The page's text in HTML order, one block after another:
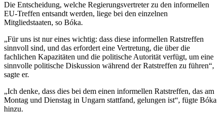
Die Entscheidung, welche Regierungsvertreter zu den informellen
EU-Treffen entsandt werden, liege bei den einzelnen
Mitgliedstaaten, so Bóka.
„Für uns ist nur eines wichtig: dass diese informellen Ratstreffen
sinnvoll sind, und das erfordert eine Vertretung, die über die
fachlichen Kapazitäten und die politische Autorität verfügt, um eine
sinnvolle politische Diskussion während der Ratstreffen zu führen“,
sagte er.
„Ich denke, dass dies bei dem einen informellen Ratstreffen, das am
Montag und Dienstag in Ungarn stattfand, gelungen ist“, fügte Bóka
hinzu.